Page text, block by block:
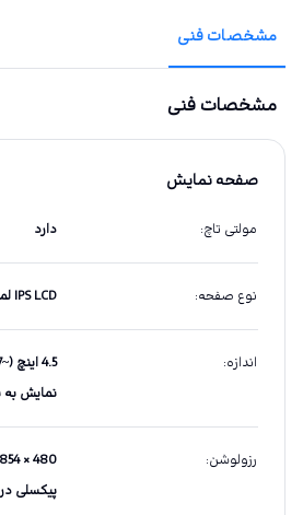
مشخصات فنی
مشخصات فنی
صفحه نمایش
مولتی تاچ: دارد
نوع صفحه: IPS LCD لمسی خازنی، 16 میلیون رنگ
اندازه:
نمایش به
رزولوشن:
پیکسلی